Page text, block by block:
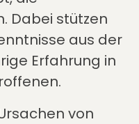
Dabei stützen
aus der
Erfahrung in
von